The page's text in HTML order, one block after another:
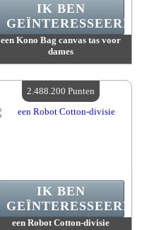
een Kono Bag canvas tas voor
dames
Beschikbare hoeveelheid :4
IK BEN
GEÏNTERESSEERD.
een Robot Cotton-divisie
IK BEN
GEÏNTERESSEERD.
2.488.200 Punten